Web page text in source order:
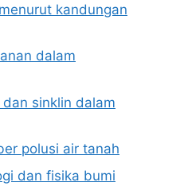
kandungan
dalam
sinklin dalam
polusi air tanah
dan fisika bumi